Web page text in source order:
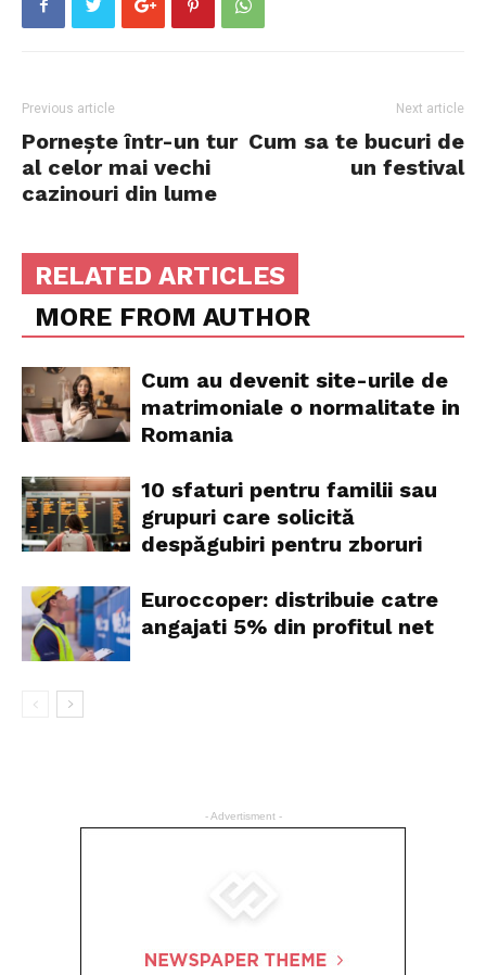
Previous article
Pornește într-un tur
al celor mai vechi
cazinouri din lume
Next article
Cum sa te bucuri de
un festival
RELATED ARTICLES
MORE FROM AUTHOR
Cum au devenit site-urile de
matrimoniale o normalitate in
Romania
10 sfaturi pentru familii sau
grupuri care solicită
despăgubiri pentru zboruri
Euroccoper: distribuie catre
angajati 5% din profitul net
- Advertisment -